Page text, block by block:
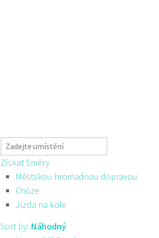
Získat Směry
Městskou hromadnou dopravou
Chůze
Jízda na kole
Sort by: Náhodný